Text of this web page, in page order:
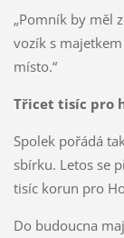
„Pomník by měl
vozík s
místo.“
Třicet tisíc pro
Spolek pořádá
sbírku. Letos se
tisíc korun pro
Do budoucna